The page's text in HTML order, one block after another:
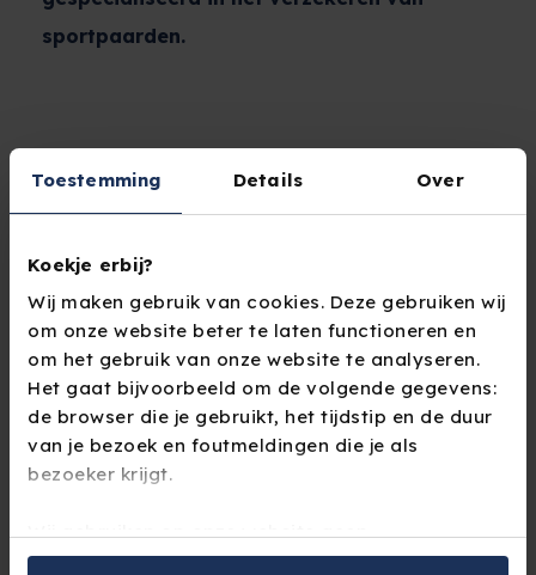
Toestemming Details Over
Koekje erbij?
Wij maken gebruik van cookies. Deze gebruiken wij
om onze website beter te laten functioneren en
om het gebruik van onze website te analyseren.
Het gaat bijvoorbeeld om de volgende gegevens:
de browser die je gebruikt, het tijdstip en de duur
van je bezoek en foutmeldingen die je als
bezoeker krijgt.
Wij gebruiken op onze website geen
trackingcookies. Dit zijn cookies die bezoekers
sportpaarden.
M&A publiceerde het artikel
Yellow Hive gaat
persberichtover de overname van Equipe
waarmee Yellow Hive voor het eerst de
hippisch-agrarische verzekeringsmarkt
betreedt.
Het hele artikel lees je op M&A